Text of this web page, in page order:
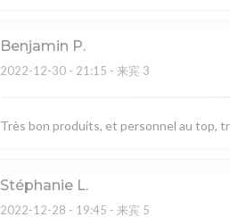
Benjamin P
2022-12-30 - 21:15 - 来宾 3
Très bon produits, et personnel au top,
Stéphanie L
2022-12-28 - 19:45 - 来宾 5